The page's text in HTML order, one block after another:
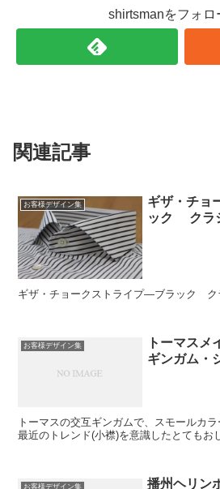
shirtsmanをフォロ
関連記事
お客様デザイン集
ギザ・チョ
ック クラ
ギザ・チョークストライプ―ブラック ク
お客様デザイン集
トーマスメ
ギンガム・
トーマスの交互ギンガムで、スモールカラ
最近のトレンド(小襟)を意識したとてもお
お客様デザイン集 播州ヘリン